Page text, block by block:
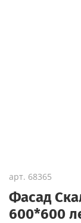
арт. 68365
Фасад
600*600